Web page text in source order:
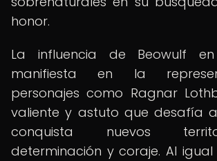
honor.
La influencia de Beowulf
manifiesta en la
personajes como Ragnar
valiente y astuto que desafía
conquista nuevos
determinación y coraje. Al igual